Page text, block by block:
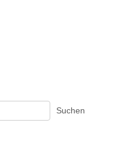
Suchen